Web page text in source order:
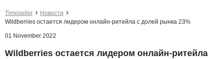
Timeseller
Новости
Wildberries остается лидером онлайн-ритейла с долей рынка 23%
01 November 2022
Wildberries остается лидером онлайн-ритейла